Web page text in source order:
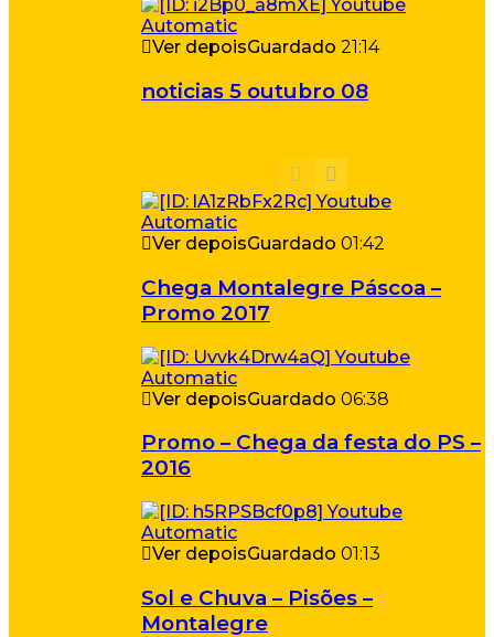
Ver depoisGuardado 21:14
noticias 5 outubro 08
Ver depoisGuardado 01:42
Chega Montalegre Páscoa –
Promo 2017
Ver depoisGuardado 06:38
Promo – Chega da festa do PS –
2016
Ver depoisGuardado 01:13
Sol e Chuva – Pisões –
Montalegre